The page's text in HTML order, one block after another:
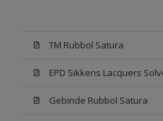
TM Rubbol Satura
EPD Sikkens Lacquers
Gebinde Rubbol Satura